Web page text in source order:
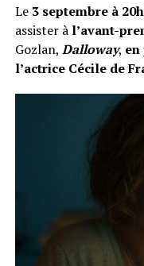
Le 3 septembre à
assister à l’avant-
Gozlan, Dalloway,
l’actrice Cécile de